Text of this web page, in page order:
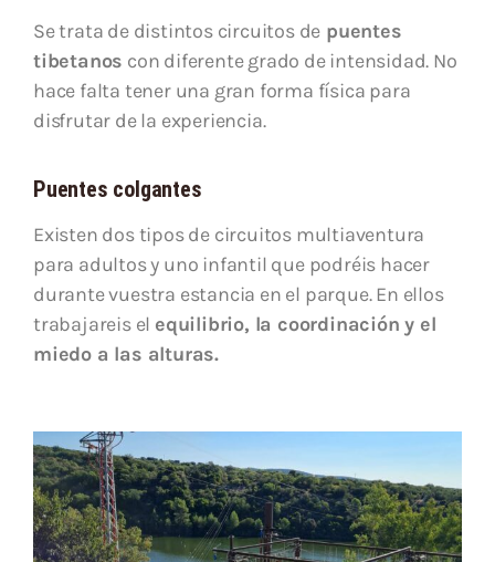
Se trata de distintos circuitos de puentes
tibetanos con diferente grado de intensidad. No
hace falta tener una gran forma física para
disfrutar de la experiencia.
Puentes colgantes
Existen dos tipos de circuitos multiaventura
para adultos y uno infantil que podréis hacer
durante vuestra estancia en el parque. En ellos
trabajareis el equilibrio, la coordinación y el
miedo a las alturas.